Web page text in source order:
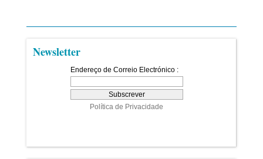
Newsletter